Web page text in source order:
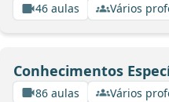
46 aulas Vários
Conhecimentos
86 aulas Vários